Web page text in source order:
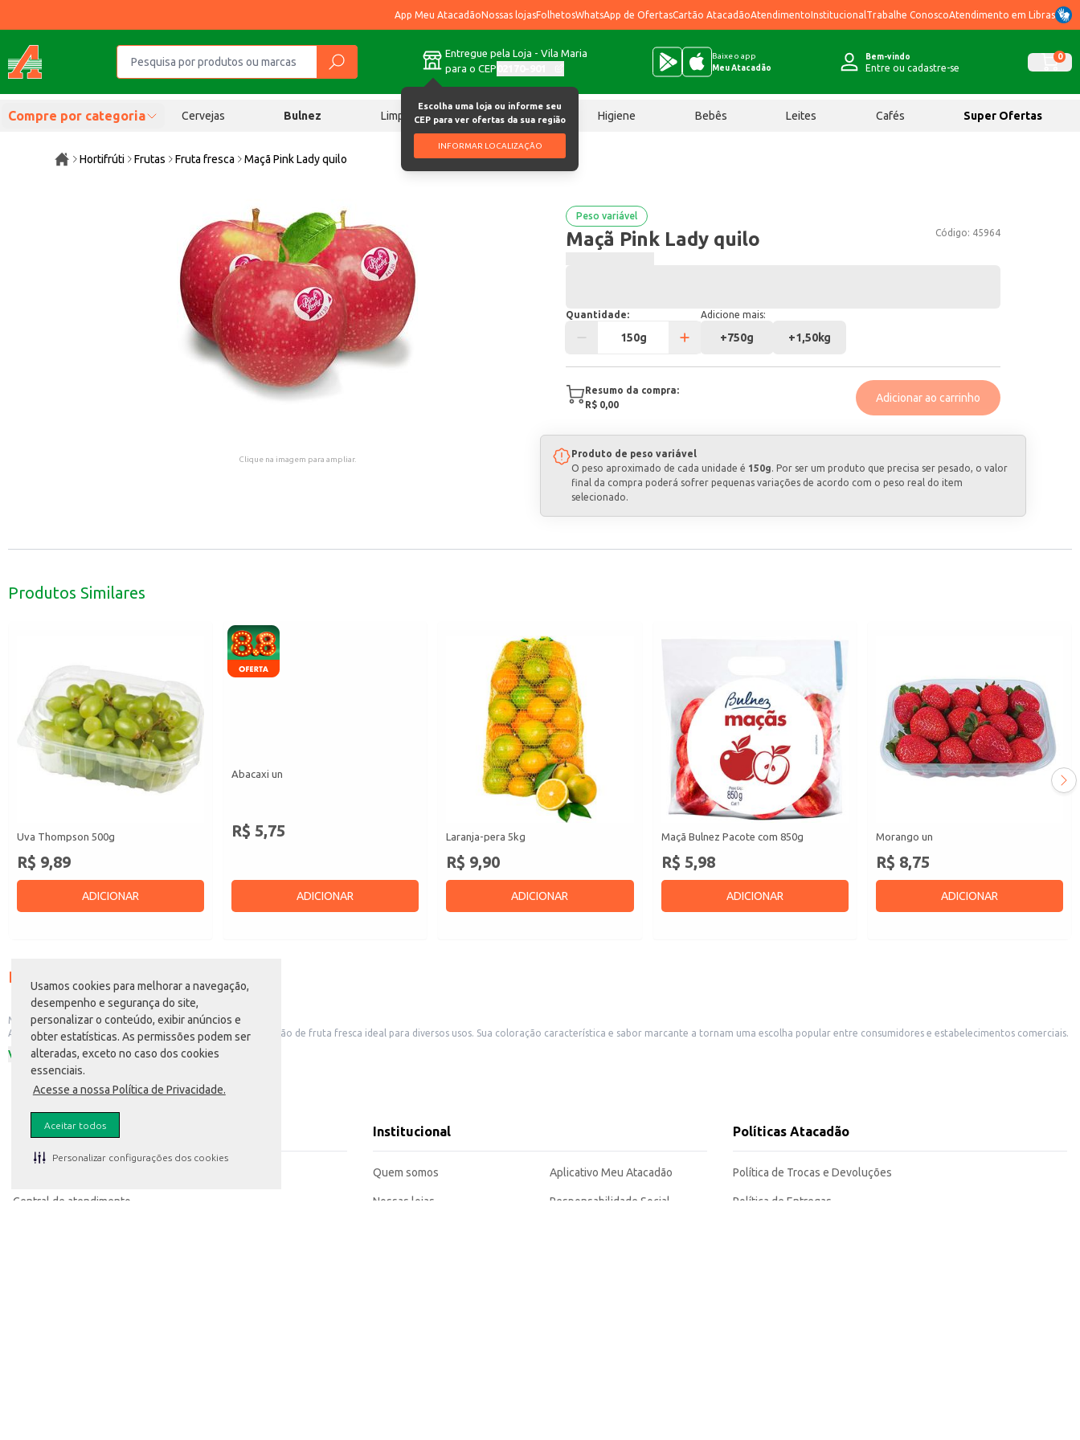
Usamos cookies para melhorar a navegação,
desempenho e segurança do site,
personalizar o conteúdo, exibir anúncios e
obter estatísticas. As permissões podem ser
alteradas, exceto no caso dos cookies
essenciais.
Acesse a nossa Política de Privacidade.
Aceitar todos
Personalizar configurações dos cookies
App Meu AtacadãoNossas lojasFolhetosWhatsApp de OfertasCartão AtacadãoAtendimentoInstitucional Trabalhe ConoscoAtendimento em Libras
Entregue pela Loja - Vila Maria
para o CEP
Escolha uma loja ou informe seu
CEP para ver ofertas da sua região
INFORMAR LOCALIZAÇÃO
Baixe o app
Meu Atacadão
Bem-vindo
Entre ou cadastre-se
0
Compre por categoria Cervejas Bulnez Limpeza Chocolates Higiene Bebês Leites Cafés Super Ofertas
Hortifrúti Frutas Fruta fresca Maçã Pink Lady quilo
Clique na imagem para ampliar.
Peso variável
Código: 45964
Maçã Pink Lady quilo
Quantidade: Adicione mais:
+750g +1,50kg
Resumo da compra:
R$ 0,00
Adicionar ao carrinho
Produto de peso variável
O peso aproximado de cada unidade é 150g. Por ser um produto que precisa ser pesado, o valor
final da compra poderá sofrer pequenas variações de acordo com o peso real do item
selecionado.
Produtos Similares
Uva Thompson 500g
R$ 9,89
ADICIONAR
Abacaxi un
R$ 5,75
ADICIONAR
Laranja-pera 5kg
R$ 9,90
ADICIONAR
Maçã Bulnez Pacote com 850g
R$ 5,98
ADICIONAR
Morango un
R$ 8,75
ADICIONAR
Descrição do produto
Maçã Pink Lady (Quilo)
A Maçã Pink Lady, vendida a quilo pelo Atacadão, é uma opção de fruta fresca ideal para diversos usos. Sua coloração característica e sabor marcante a tornam uma escolha popular entre consumidores e estabelecimentos comerciais.
Ideal para consumo in natura.
Perfeita para o preparo de saladas de frutas.
Pode ser utilizada em sobremesas e compotas.
Adequada para revenda em mercados, mercearias e outros estabelecimentos comerciais.
Dicas de Uso:
Para melhor conservação, mantenha as maçãs em local fresco e arejado.
Lave bem as maçãs antes do consumo.
Para evitar o escurecimento, pode-se adicionar um pouco de suco de limão à fruta cortada.
A Maçã Pink Lady do Atacadão oferece praticidade e qualidade, sendo uma opção versátil para o seu negócio ou consumo doméstico. Seu sabor e textura agradáveis garantem satisfação aos seus clientes ou à sua família.
Ver mais
Atendimento
Central de atendimento
Institucional
Quem somos
Nossas lojas
Aplicativo Meu Atacadão
Responsabilidade Social
Políticas Atacadão
Política de Trocas e Devoluções
Política de Entregas